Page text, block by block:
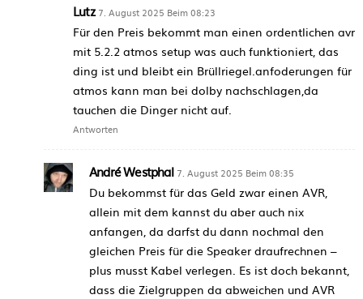
Lutz 7. August 2025 Beim 08:23
Für den Preis bekommt man einen ordentlichen avr
mit 5.2.2 atmos setup was auch funktioniert, das
ding ist und bleibt ein Brüllriegel.anfoderungen für
atmos kann man bei dolby nachschlagen,da
tauchen die Dinger nicht auf.
Antworten
André Westphal 7. August 2025 Beim 08:35
Du bekommst für das Geld zwar einen AVR,
allein mit dem kannst du aber auch nix
anfangen, da darfst du dann nochmal den
gleichen Preis für die Speaker draufrechnen –
plus musst Kabel verlegen. Es ist doch bekannt,
dass die Zielgruppen da abweichen und AVR